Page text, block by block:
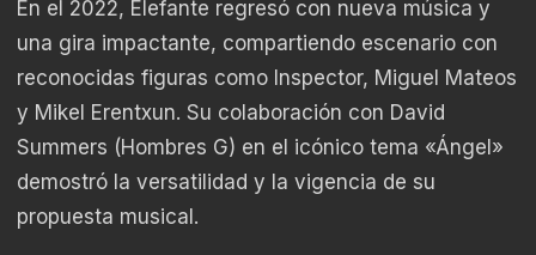
En el 2022, Elefante regresó con nueva música y
una gira impactante, compartiendo escenario con
reconocidas figuras como Inspector, Miguel Mateos
y Mikel Erentxun. Su colaboración con David
Summers (Hombres G) en el icónico tema «Ángel»
demostró la versatilidad y la vigencia de su
propuesta musical.